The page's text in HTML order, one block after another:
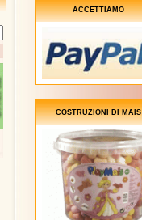
ACCETTIAMO
COSTRUZIONI DI MAIS